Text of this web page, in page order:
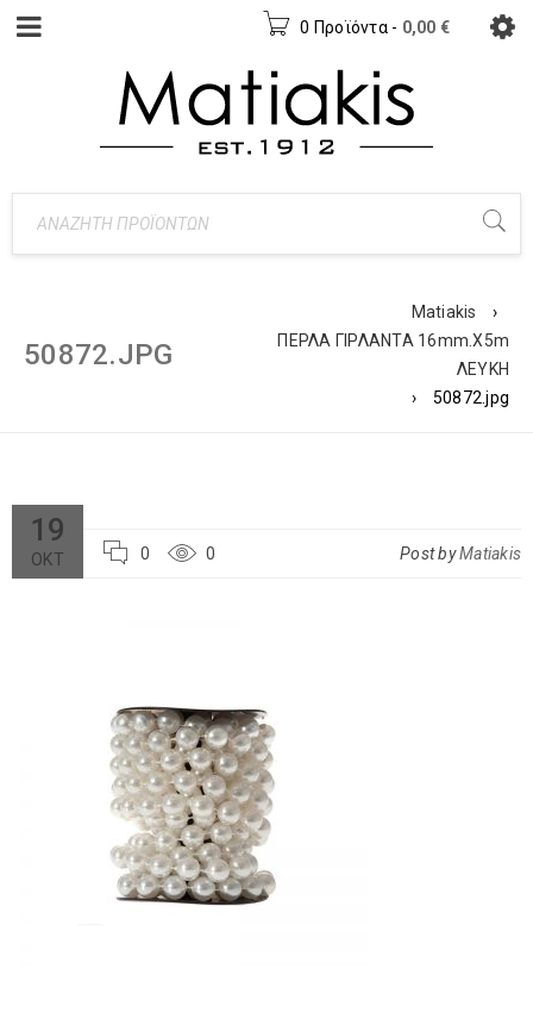
0 Προϊόντα - 0,00 €
50872.JPG
Matiakis
›
ΠΕΡΛΑ ΓΙΡΛΑΝΤΑ 16mm.X5m
ΛΕΥΚΗ
›
50872.jpg
19
ΟΚΤ 0 0 Post byMatiakis